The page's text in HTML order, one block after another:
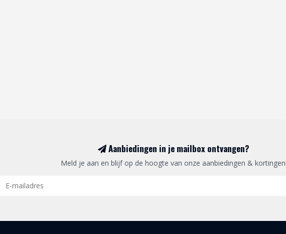
Aanbiedingen in je mailbox ontvangen?
Meld je aan en blijf op de hoogte van onze aanbiedingen & kortingen!